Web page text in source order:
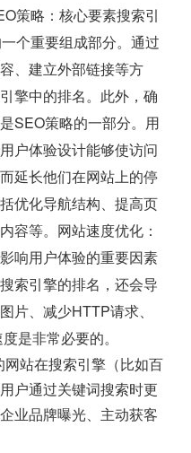
策略：核心要素搜索引
个重要组成部分。通过
、建立外部链接等方
擎中的排名。此外，确
SEO策略的一部分。用
户体验设计能够使访问
延长他们在网站上的停
优化导航结构、提高页
容等。网站速度优化：
响用户体验的重要因素
索引擎的排名，还会导
片、减少HTTP请求、
是非常必要的。
网站在搜索引擎（比如百
户通过关键词搜索时更
业品牌曝光、主动获客